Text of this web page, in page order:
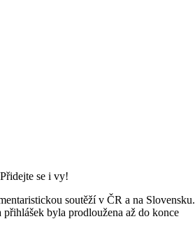
se i vy!
soutěží v ČR a na Slovensku.
byla prodloužena až do konce